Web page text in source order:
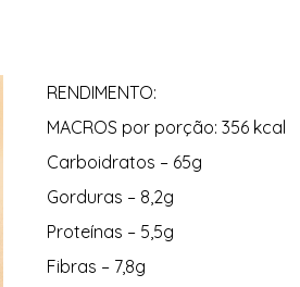
RENDIMENTO:
MACROS por porção: 356 kcal
Carboidratos – 65g
Gorduras – 8,2g
Proteínas – 5,5g
Fibras – 7,8g